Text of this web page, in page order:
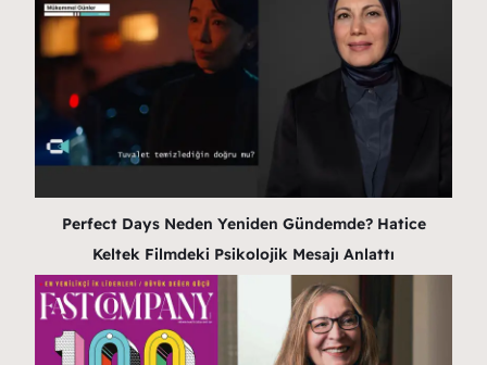
Perfect Days Neden Yeniden Gündemde? Hatice
Keltek Filmdeki Psikolojik Mesajı Anlattı